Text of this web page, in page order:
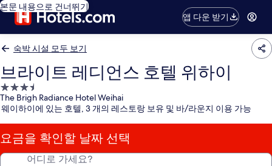
본문 내용으로 건너뛰기
앱 다운 받기
숙박 시설 모두 보기
브라이트 레디언스 호텔 위하이
3.5
성
급
숙
박
시
The Brigh Radiance Hotel Weihai
웨이하이에 있는 호텔, 3 개의 레스토랑 보유 및 바/라운지 이용 가능
요금을 확인할 날짜 선택
어디로 가세요?